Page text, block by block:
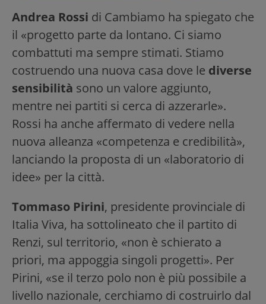
Andrea Rossi di Cambiamo ha spiegato che
il «progetto parte da lontano. Ci siamo
combattuti ma sempre stimati. Stiamo
costruendo una nuova casa dove le diverse
sensibilità sono un valore aggiunto,
mentre nei partiti si cerca di azzerarle».
Rossi ha anche affermato di vedere nella
nuova alleanza «competenza e credibilità»,
lanciando la proposta di un «laboratorio di
idee» per la città.
Tommaso Pirini, presidente provinciale di
Italia Viva, ha sottolineato che il partito di
Renzi, sul territorio, «non è schierato a
priori, ma appoggia singoli progetti». Per
Pirini, «se il terzo polo non è più possibile a
livello nazionale, cerchiamo di costruirlo dal